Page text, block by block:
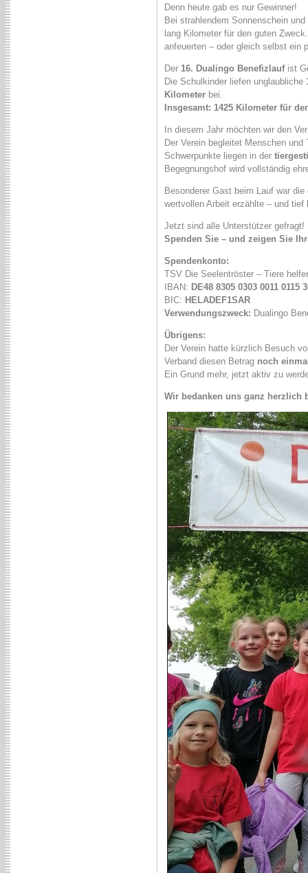
Denn heute gab es nur Gewinner!
Bei strahlendem Sonnenschein
lang Kilometer für den guten
anfeuerten – oder gleich selbst ein
Der 16. Dualingo Benefizlaufist
Die Schulkinder liefen unglaubliche
Kilometer bei.
Insgesamt: 1425 Kilometer für
In diesem Jahr möchten wir den
Der Verein begleitet Menschen
Schwerpunkte liegen in der
Begegnungshof wird vollständig
Besonderer Gast beim Lauf war
wertvollen Arbeit erzählte – und
Jetzt sind alle Unterstützer gefragt!
Spenden Sie – und zeigen Sie
Spendenkonto:
TSV Die Seelentröster – Tiere
IBAN: DE48 8305 0303 0011 0115
BIC: HELADEF1SAR
Verwendungszweck: Dualingo
Übrigens:
Der Verein hatte kürzlich Besuch
Verband diesen Betrag noch
Ein Grund mehr, jetzt aktiv zu
Wir bedanken uns ganz herzlich